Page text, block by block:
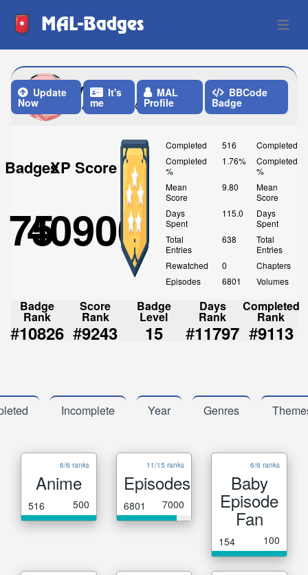
MAL-Badges Open
ycf_amz
Last Update: One Week ago
Update
Now
It's
me
MAL
Profile
BBCode
Badge
Badges
75
XP Score
40900
Completed
516
Completed
%
1.76%
Mean
Score
9.80
Days
Spent
115.0
Total
Entries
638
Rewatched
0
Episodes
6801
Completed
Completed
%
Mean
Score
Days
Spent
Total
Entries
Chapters
Volumes
Badge
Rank
#10826
Score
Rank
#9243
Badge
Level
15
Days
Rank
#11797
Completed
Rank
#9113
Incomplete Year Genres
6/6 ranks
Anime
516 500
11/15 ranks
Episodes
6801 7000
6/6 ranks
Baby
Episode
Fan
154 100